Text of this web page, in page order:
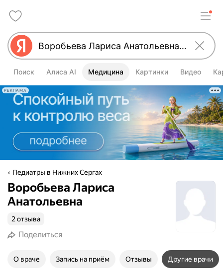
Поиск Алиса AI Медицина Картинки Видео
РЕКЛАМА
Педиатры в Нижних Сергах
Воробьева Лариса
Анатольевна
2 отзыва
Поделиться
О враче Запись на приём Отзывы Другие врачи